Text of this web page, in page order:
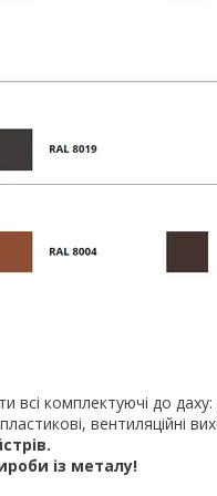
всі комплектуючі до
вентиляційні
із металу!